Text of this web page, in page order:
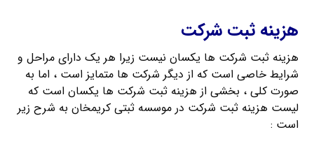
هزینه ثبت شرکت
هزینه ثبت شرکت ها یکسان نیست زیرا هر یک دارای مراحل و
شرایط خاصی است که از دیگر شرکت ها متمایز است ، اما به
صورت کلی ، بخشی از هزینه ثبت شرکت ها یکسان است که
لیست هزینه ثبت شرکت در موسسه ثبتی کریمخان به شرح زیر
است :